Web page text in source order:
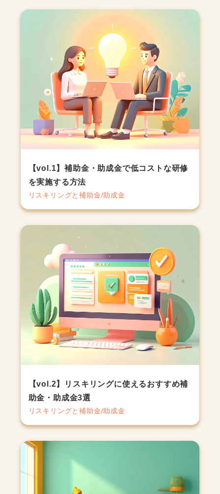
【vol.1】補助金・助成金で低コストな研修
を実施する方法
リスキリングと補助金/助成金
【vol.2】リスキリングに使えるおすすめ補
助金・助成金3選
リスキリングと補助金/助成金